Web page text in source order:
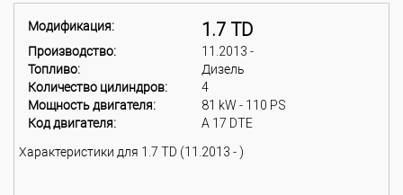
Модификация: 1.7 TD
Производство:
11.2013 -
Топливо:
Дизель
Количество цилиндров:
4
Мощность двигателя:
81 kW - 110 PS
Код двигателя:
A 17 DTE
Характеристики для 1.7 TD (11.2013 - )